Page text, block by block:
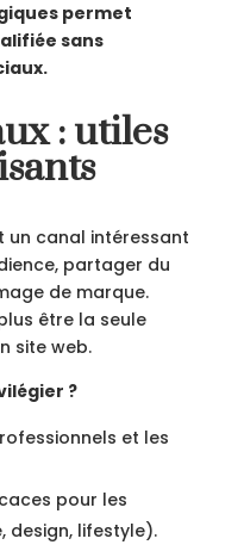
permet
sans
: utiles
un canal intéressant
partager du
de marque.
être la seule
site web.
?
et les
pour les
design, lifestyle).